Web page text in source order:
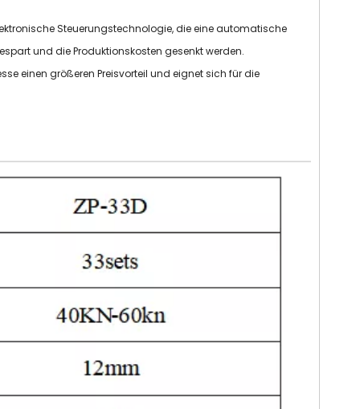
Steuerungstechnologie, die eine automatische
und die Produktionskosten gesenkt werden.
einen größeren Preisvorteil und eignet sich für die